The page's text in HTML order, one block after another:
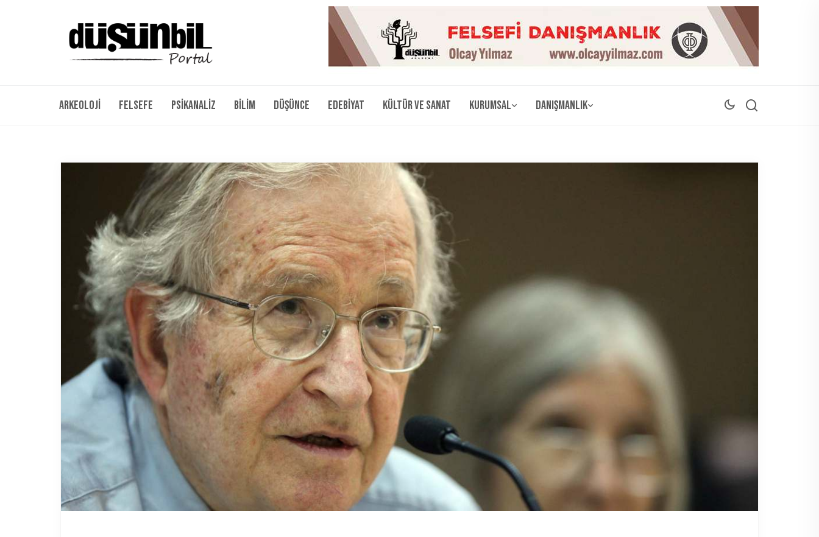
Arkeoloji Felsefe Psikanaliz Bilim Düşünce Edebiyat Kültür ve Sanat Kurumsal Danışmanlık